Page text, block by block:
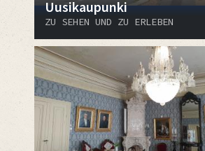
Uusikaupunki
ZU SEHEN UND ZU ERLEBEN